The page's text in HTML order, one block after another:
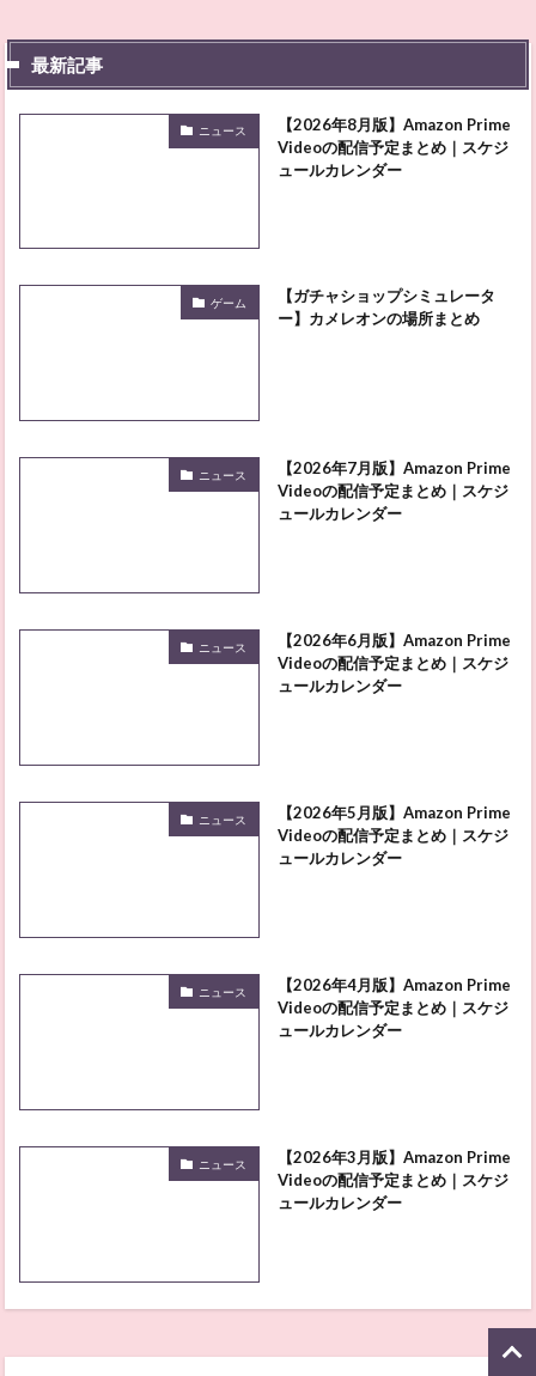
最新記事
ニュース
【2026年8月版】Amazon Prime
Videoの配信予定まとめ｜スケジ
ュールカレンダー
ゲーム
【ガチャショップシミュレータ
ー】カメレオンの場所まとめ
ニュース
【2026年7月版】Amazon Prime
Videoの配信予定まとめ｜スケジ
ュールカレンダー
ニュース
【2026年6月版】Amazon Prime
Videoの配信予定まとめ｜スケジ
ュールカレンダー
ニュース
【2026年5月版】Amazon Prime
Videoの配信予定まとめ｜スケジ
ュールカレンダー
ニュース
【2026年4月版】Amazon Prime
Videoの配信予定まとめ｜スケジ
ュールカレンダー
ニュース
【2026年3月版】Amazon Prime
Videoの配信予定まとめ｜スケジ
ュールカレンダー